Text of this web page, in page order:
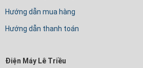
Hướng dẫn mua hàng
Hướng dẫn thanh toán
Điện Máy Lê Triều